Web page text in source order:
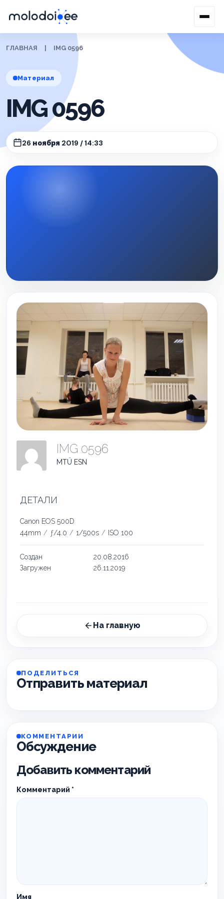
ГЛАВНАЯ IMG 0596
Материал
IMG 0596
26 ноября 2019 / 14:33
IMG 0596
MTÜ ESN
ДЕТАЛИ
Canon EOS 500D
44mm / ƒ/4.0 / 1/500s / ISO 100
Создан
20.08.2016
Загружен
26.11.2019
На главную
ПОДЕЛИТЬСЯ
Отправить материал
КОММЕНТАРИИ
Обсуждение
Добавить комментарий
Комментарий *
Имя